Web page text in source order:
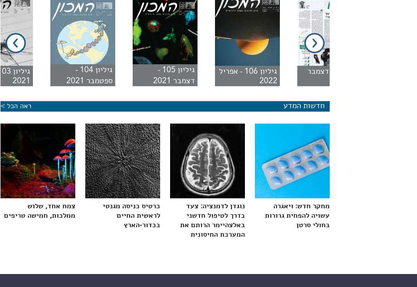
גיליון 1 - דצמבר
גיליון 106 - אפריל
2022
גיליון 105 -
דצמבר 2021
גיליון 104 -
ספטמבר 2021
2021
חדשות המדע ראה הכל >
מחקר חדש: ויאגרה
עשויה להפחית גרורות
בחולי סרטן
נוגדן לדמנציה: צעד
בדרך לטיפול חדשני
באלצהיימר הרותם את
המערכת החיסונית
כרטיס כניסה מגנטי
לראשית החיים
בכדור-הארץ
צמח אחד, שלוש
ממלכות, חמישה טריפים